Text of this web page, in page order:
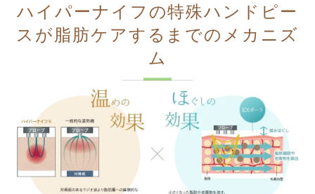
ハイパーナイフの特殊ハンドピー
スが脂肪ケアするまでのメカニズ
ム